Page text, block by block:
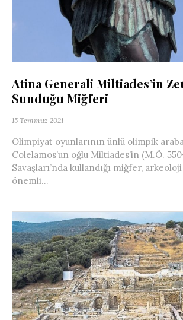
Atina Generali Miltiades’in
Sunduğu Miğferi
15 Temmuz 2021
Olimpiyat oyunlarının ünlü olimpik
Colelamos’un oğlu Miltiades’in (M.Ö.
Savaşları’nda kullandığı miğfer,
önemli...